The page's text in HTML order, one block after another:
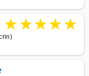
★★★★★